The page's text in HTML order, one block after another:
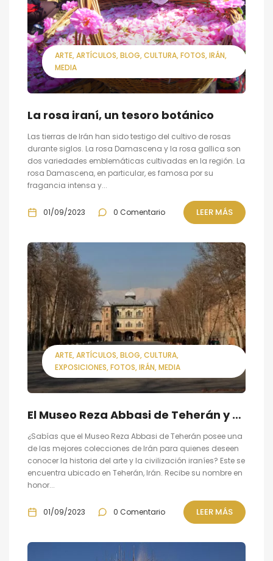
ARTE ARTÍCULOS BLOG CULTURA FOTOS IRÁN
MEDIA
La rosa iraní, un tesoro botánico
Las tierras de Irán han sido testigo del cultivo de rosas
durante siglos. La rosa Damascena y la rosa gallica son
dos variedades emblemáticas cultivadas en la región. La
rosa Damascena, en particular, es famosa por su
fragancia intensa y...
01/09/2023 0 Comentario LEER MÁS
ARTE ARTÍCULOS BLOG CULTURA
EXPOSICIONES FOTOS IRÁN MEDIA
El Museo Reza Abbasi de Teherán y su colección de la historia del arte y la civilización iraníes
¿Sabías que el Museo Reza Abbasi de Teherán posee una
de las mejores colecciones de Irán para quienes deseen
conocer la historia del arte y la civilización iraníes? Este se
encuentra ubicado en Teherán, Irán. Recibe su nombre en
honor...
01/09/2023 0 Comentario LEER MÁS